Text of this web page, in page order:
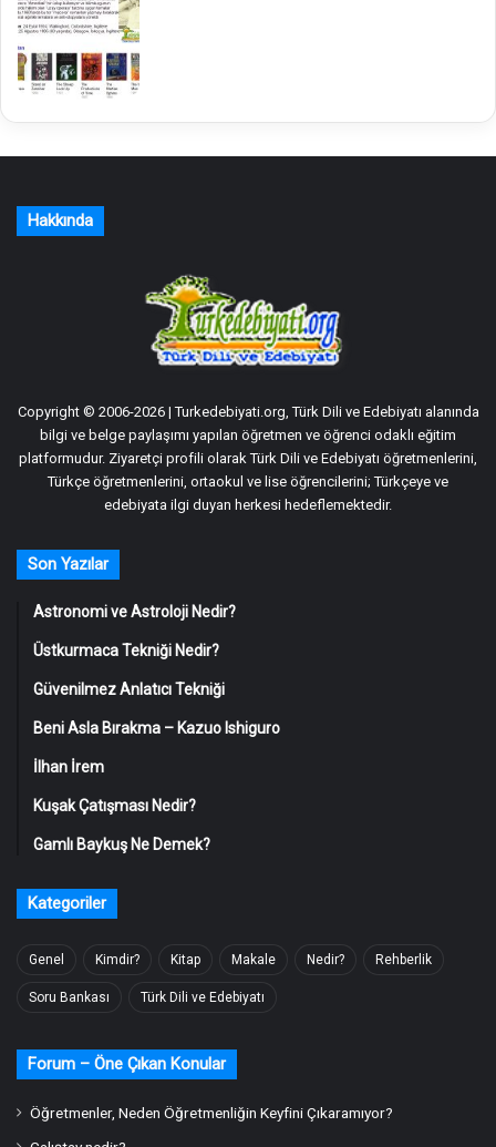
Hakkında
Copyright © 2006-2026 | Turkedebiyati.org, Türk Dili ve Edebiyatı alanında
bilgi ve belge paylaşımı yapılan öğretmen ve öğrenci odaklı eğitim
platformudur. Ziyaretçi profili olarak Türk Dili ve Edebiyatı öğretmenlerini,
Türkçe öğretmenlerini, ortaokul ve lise öğrencilerini; Türkçeye ve
edebiyata ilgi duyan herkesi hedeflemektedir.
Son Yazılar
Astronomi ve Astroloji Nedir?
Üstkurmaca Tekniği Nedir?
Güvenilmez Anlatıcı Tekniği
Beni Asla Bırakma – Kazuo Ishiguro
İlhan İrem
Kuşak Çatışması Nedir?
Gamlı Baykuş Ne Demek?
Kategoriler
Genel Kimdir? Kitap Makale Nedir? Rehberlik
Soru Bankası Türk Dili ve Edebiyatı
Forum – Öne Çıkan Konular
Öğretmenler, Neden Öğretmenliğin Keyfini Çıkaramıyor?